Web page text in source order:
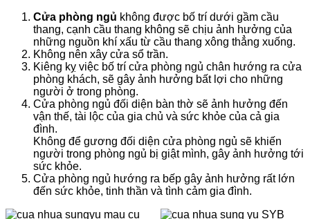
Cửa phòng ngủ không được bố trí dưới gầm cầu
thang, cạnh cầu thang không sẽ chịu ảnh hưởng của
những nguồn khí xấu từ cầu thang xông thẳng xuống.
Không nên xây cửa sổ trần.
Kiêng kỵ việc bố trí cửa phòng ngủ chân hướng ra cửa
phòng khách, sẽ gây ảnh hưởng bất lợi cho những
người ở trong phòng.
Cửa phòng ngủ đối diện bàn thờ sẽ ảnh hưởng đến
vận thế, tài lộc của gia chủ và sức khỏe của cả gia
đình.
Không để gương đối diện cửa phòng ngủ sẽ khiến
người trong phòng ngủ bị giật mình, gây ảnh hưởng tới
sức khỏe.
Cửa phòng ngủ hướng ra bếp gây ảnh hưởng rất lớn
đến sức khỏe, tinh thần và tình cảm gia đình.